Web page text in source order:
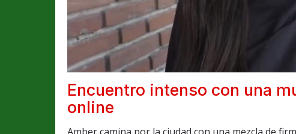
Encuentro intenso con una
online